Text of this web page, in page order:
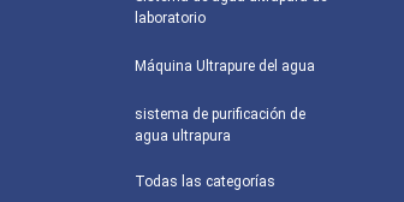
laboratorio
Máquina Ultrapure del agua
sistema de purificación de
agua ultrapura
Todas las categorías